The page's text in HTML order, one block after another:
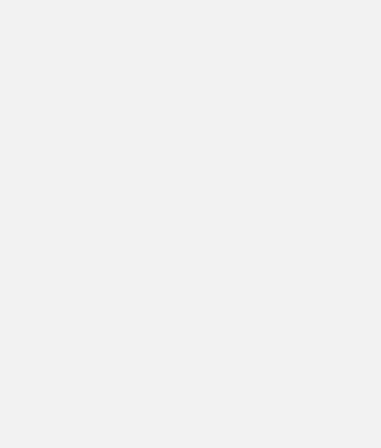
Nam. Chúng tôi